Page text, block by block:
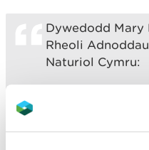
Dywedodd Mary
Rheoli
Naturiol Cymru:
glir nad ydym